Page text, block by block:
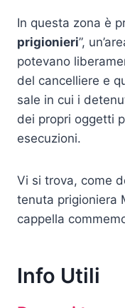
In questa zona è
prigionieri”,
potevano
del cancelliere e
sale in cui i
dei propri oggetti
esecuzioni.
Vi si trova, come
tenuta prigioniera
cappella
Info Utili